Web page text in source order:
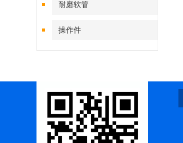
耐磨软管
操作件